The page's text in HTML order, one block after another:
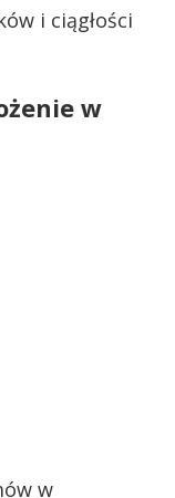
i ciągłości
w
w